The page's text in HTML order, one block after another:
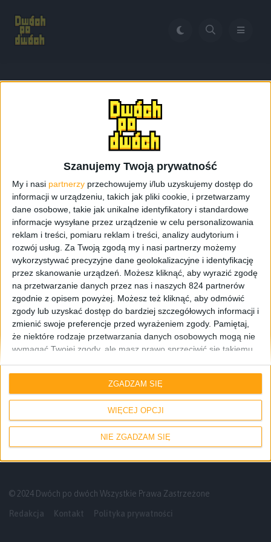
Szanujemy Twoją prywatność
My i nasi partnerzy przechowujemy i/lub uzyskujemy dostęp do
informacji w urządzeniu, takich jak pliki cookie, i przetwarzamy
dane osobowe, takie jak unikalne identyfikatory i standardowe
informacje wysyłane przez urządzenie w celu personalizowania
reklam i treści, pomiaru reklam i treści, analizy audytorium i
rozwój usług. Za Twoją zgodą my i nasi partnerzy możemy
wykorzystywać precyzyjne dane geolokalizacyjne i identyfikację
przez skanowanie urządzeń. Możesz kliknąć, aby wyrazić zgodę
na przetwarzanie danych przez nas i naszych 824 partnerów
zgodnie z opisem powyżej. Możesz też kliknąć, aby odmówić
zgody lub uzyskać dostęp do bardziej szczegółowych informacji i
zmienić swoje preferencje przed wyrażeniem zgody. Pamiętaj,
że niektóre rodzaje przetwarzania danych osobowych mogą nie
wymagać Twojej zgody, ale masz prawo sprzeciwić się takiemu
do tej witryny. Możesz w dowolnym momencie zmienić swoje
preferencje lub wycofać zgodę, wracając na tę stronę i klikając
przycisk "Prywatność" na dole strony.
WIĘCEJ OPCJI
NIE ZGADZAM SIĘ
ZGADZAM SIĘ
Fallout 2 remake
Fallout 2 remake
Fallout 2 w 3D? Tak i to za darmo w
przeglądarce – Mamy do pogrania #23
© 2024 Dwóch po dwóch Wszystkie Prawa Zastrzeżone
Redakcja Kontakt Polityka prywatności